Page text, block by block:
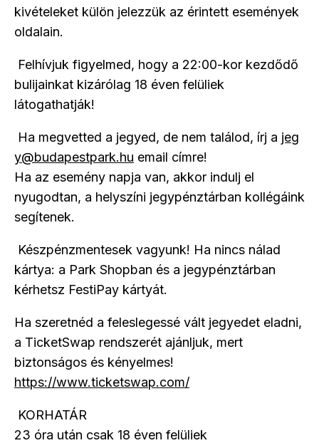
kivételeket külön jelezzük az érintett események
oldalain.
Felhívjuk figyelmed, hogy a 22:00-kor kezdődő
bulijainkat kizárólag 18 éven felüliek
látogathatják!
Ha megvetted a jegyed, de nem találod, írj a jeg
y@budapestpark.hu email címre!
Ha az esemény napja van, akkor indulj el
nyugodtan, a helyszíni jegypénztárban kollégáink
segítenek.
Készpénzmentesek vagyunk! Ha nincs nálad
kártya: a Park Shopban és a jegypénztárban
kérhetsz FestiPay kártyát.
Ha szeretnéd a feleslegessé vált jegyedet eladni,
a TicketSwap rendszerét ajánljuk, mert
biztonságos és kényelmes!
https://www.ticketswap.com/
KORHATÁR
23 óra után csak 18 éven felüliek